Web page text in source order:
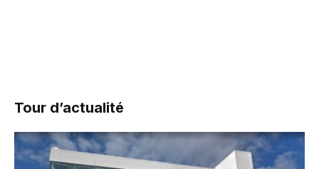
Tour d’actualité